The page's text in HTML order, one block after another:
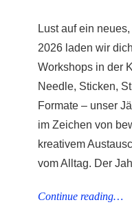
Lust auf ein
2026 laden wir
Workshops in der
Needle, Sticken,
Formate – unser
im Zeichen von
kreativem
vom Alltag. Der
Continue reading…